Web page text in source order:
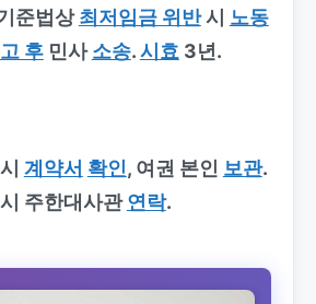
준법상최저임금 위반시 노동
후민사소송.시효 3년.
계약서 확인, 여권 본인 보관.
시 주한대사관연락.